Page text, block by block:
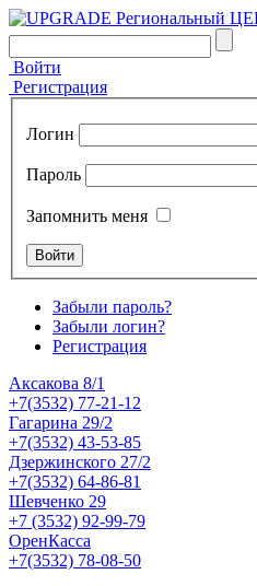
Войти
Регистрация
Логин
Пароль
Запомнить меня
Забыли пароль?
Забыли логин?
Регистрация
Аксакова 8/1
+7(3532) 77-21-12
Гагарина 29/2
+7(3532) 43-53-85
Дзержинского 27/2
+7(3532) 64-86-81
Шевченко 29
+7 (3532) 92-99-79
ОренКасса
+7(3532) 78-08-50